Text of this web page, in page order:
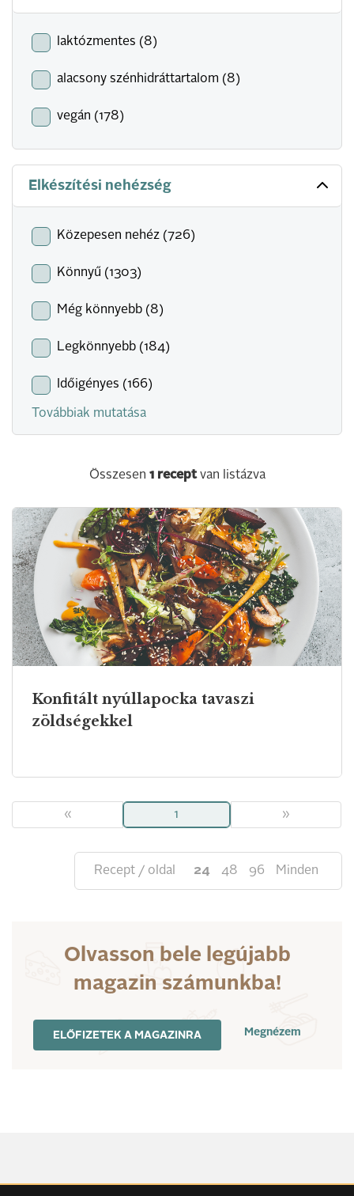
laktózmentes (8)
alacsony szénhidráttartalom (8)
vegán (178)
Elkészítési nehézség
Közepesen nehéz (726)
Könnyű (1303)
Még könnyebb (8)
Legkönnyebb (184)
Időigényes (166)
Továbbiak mutatása
Összesen 1 receptvan listázva
Konfitált nyúllapocka tavaszi
zöldségekkel
« 1 »
Recept / oldal 24 48 96 Minden
Olvasson bele legújabb
magazin számunkba!
ELŐFIZETEK A MAGAZINRA Megnézem